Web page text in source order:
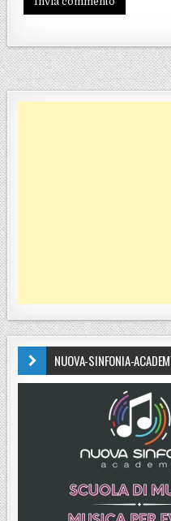
NUOVA-SINFONIA-